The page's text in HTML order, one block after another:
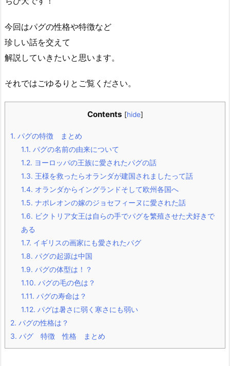
今回はパグの性格や特徴など
珍しい話を交えて
解説していきたいと思います。
それではごゆるりとご覧ください。
Contents [hide]
1. パグの特徴 まとめ
1.1. パグの名前の由来について
1.2. ヨーロッパの王族に愛されたパグの話
1.3. 王様を救ったらオランダが建国されましたって話
1.4. オランダからイングランドそして欧州各国へ
1.5. ナポレオンの嫁のジョセフィーヌに愛された話
1.6. ビクトリア女王は自らの手でパグを繁殖させた犬好きで
ある
1.7. イギリスの画家にも愛されたパグ
1.8. パグの起源は中国
1.9. パグの体型は！？
1.10. パグの毛の色は？
1.11. パグの寿命は？
1.12. パグは暑さに弱く寒さにも弱い
2. パグの性格は？
3. パグ 特徴 性格 まとめ